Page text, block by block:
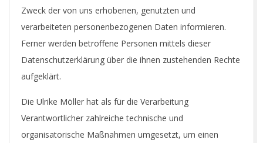
Zweck der von uns erhobenen, genutzten und
verarbeiteten personenbezogenen Daten informieren.
Ferner werden betroffene Personen mittels dieser
Datenschutzerklärung über die ihnen zustehenden Rechte
aufgeklärt.
Die Ulrike Möller hat als für die Verarbeitung
Verantwortlicher zahlreiche technische und
organisatorische Maßnahmen umgesetzt, um einen